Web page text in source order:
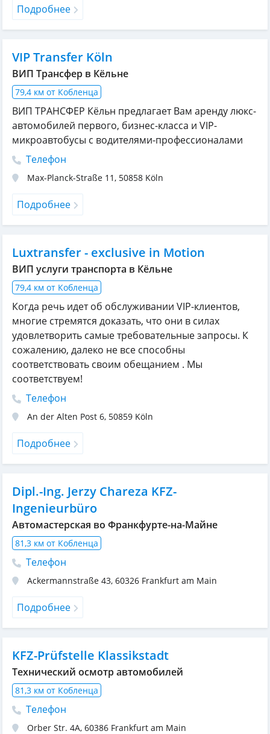
Подробнее
VIP Transfer Köln
ВИП Трансфер в Кёльне
79,4 км от Кобленца
ВИП ТРАНСФЕР Кёльн предлагает Вам аренду люкс-
автомобилей первого, бизнес-класса и VIP-
микроавтобусы с водителями-профессионалами
Телефон
Max-Planck-Straße 11, 50858 Köln
Подробнее
Luxtransfer - exclusive in Motion
ВИП услуги транспорта в Кёльне
79,4 км от Кобленца
Когда речь идет об обслуживании VIP-клиентов,
многие стремятся доказать, что они в силах
удовлетворить самые требовательные запросы. К
сожалению, далеко не все способны
соответствовать своим обещанием . Мы
соответствуем!
Телефон
An der Alten Post 6, 50859 Köln
Подробнее
Dipl.-Ing. Jerzy Chareza KFZ-
Ingenieurbüro
Автомастерская во Франкфурте-на-Майне
81,3 км от Кобленца
Телефон
Ackermannstraße 43, 60326 Frankfurt am Main
Подробнее
KFZ-Prüfstelle Klassikstadt
Технический осмотр автомобилей
81,3 км от Кобленца
Телефон
Orber Str. 4A, 60386 Frankfurt am Main